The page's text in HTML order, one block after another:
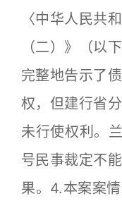
〈中华人民共
（二）》（以
完整地告示了
权，但建行省
未行使权利。
号民事裁定不
果。4.本案案